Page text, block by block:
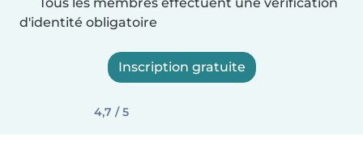
d'identité obligatoire
Inscription gratuite
4,7 / 5